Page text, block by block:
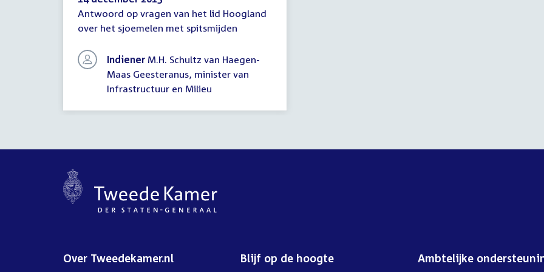
Antwoord
schriftelijke
Antwoord op vragen van het lid Hoogland
over het sjoemelen met spitsmijden
Indiener M.H. Schultz van Haegen-
Maas Geesteranus, minister van
Infrastructuur en Milieu
Over Tweedekamer.nl Blijf op de hoogte Ambtelijke